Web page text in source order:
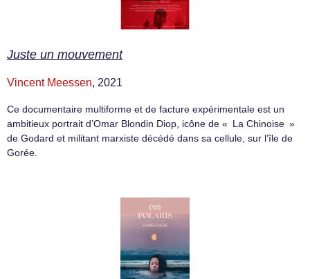
Juste un mouvement
Vincent Meessen, 2021
Ce documentaire multiforme et de facture expérimentale est un
ambitieux portrait d’Omar Blondin Diop, icône de « La Chinoise »
de Godard et militant marxiste décédé dans sa cellule, sur l’île de
Gorée.